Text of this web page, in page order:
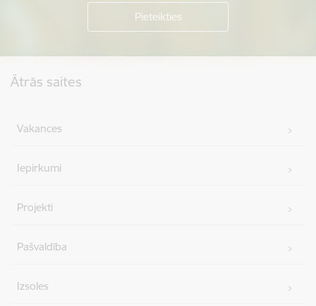
Ātrās saites
Vakances
Iepirkumi
Projekti
Pašvaldība
Izsoles